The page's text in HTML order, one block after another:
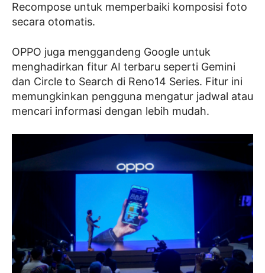
Recompose untuk memperbaiki komposisi foto
secara otomatis.
OPPO juga menggandeng Google untuk
menghadirkan fitur AI terbaru seperti Gemini
dan Circle to Search di Reno14 Series. Fitur ini
memungkinkan pengguna mengatur jadwal atau
mencari informasi dengan lebih mudah.